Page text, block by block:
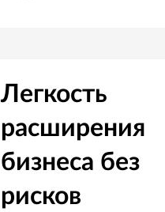
Легкость
расширения
бизнеса без
рисков